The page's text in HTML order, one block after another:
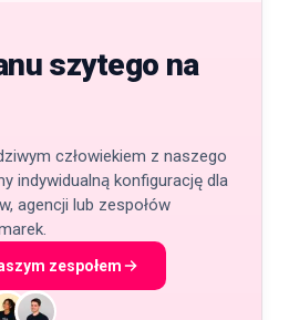
szytego na
człowiekiem z naszego
indywidualną konfigurację dla
agencji lub zespołów
zespołem